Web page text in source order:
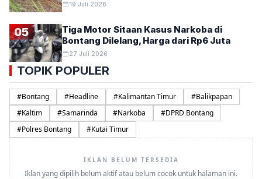
19 Juli 2026
05
Tiga Motor Sitaan Kasus Narkoba di
Bontang Dilelang, Harga dari Rp6 Juta
27 Juli 2026
TOPIK POPULER
#Bontang #Headline #Kalimantan Timur #Balikpapan
#Kaltim #Samarinda #Narkoba #DPRD Bontang
#Polres Bontang #Kutai Timur
IKLAN BELUM TERSEDIA
Iklan yang dipilih belum aktif atau belum cocok untuk halaman ini.